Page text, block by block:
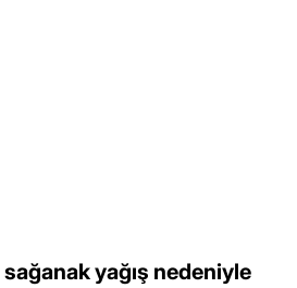
yağış nedeniyle